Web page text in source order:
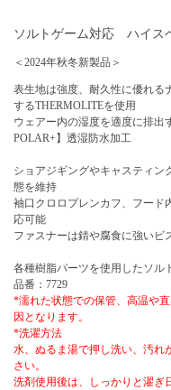
ソルトゲーム対応 ハイス
＜2024年秋冬新製品＞
表生地は強度、耐久性に優れる
するTHERMOLITEを使用
ウェアー内の湿度を適度に排出
POLAR+】透湿防水加工
ショアジギングやキャスティン
態を維持
袖口クロロプレンカフ、フード
応可能
ファスナーは錆や腐食に強いビ
各種樹脂パーツを使用したソル
品番：7729
*濡れた状態での保管、高温や
因となります。
*洗濯方法
水、ぬるま湯で押し洗い、汚れ
さい。
洗剤使用後は、しっかりと濯ぎ